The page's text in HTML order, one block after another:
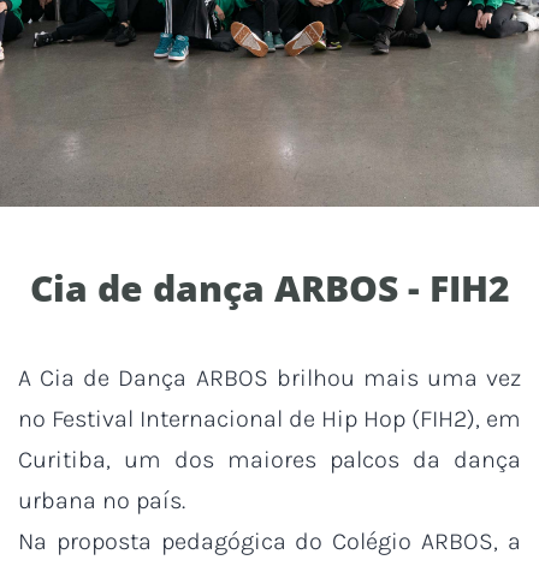
Cia de dança ARBOS - FIH2
A Cia de Dança ARBOS brilhou mais uma vez
no Festival Internacional de Hip Hop (FIH2), em
Curitiba, um dos maiores palcos da dança
urbana no país.
Na proposta pedagógica do Colégio ARBOS, a